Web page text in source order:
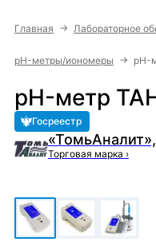
Главная → Лабораторное
pH-метры/иономеры → pH-
pH-метр
Госреестр
Торговая марка ›